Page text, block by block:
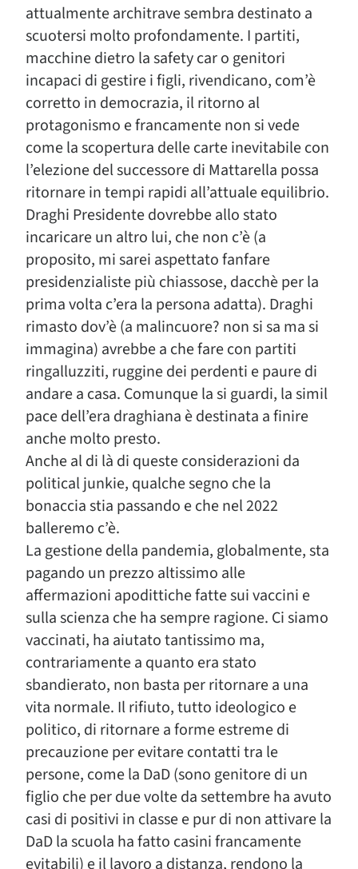
attualmente architrave sembra destinato a
scuotersi molto profondamente. I partiti,
macchine dietro la safety car o genitori
incapaci di gestire i figli, rivendicano, com’è
corretto in democrazia, il ritorno al
protagonismo e francamente non si vede
come la scopertura delle carte inevitabile con
l’elezione del successore di Mattarella possa
ritornare in tempi rapidi all’attuale equilibrio.
Draghi Presidente dovrebbe allo stato
incaricare un altro lui, che non c’è (a
proposito, mi sarei aspettato fanfare
presidenzialiste più chiassose, dacchè per la
prima volta c’era la persona adatta). Draghi
rimasto dov’è (a malincuore? non si sa ma si
immagina) avrebbe a che fare con partiti
ringalluzziti, ruggine dei perdenti e paure di
andare a casa. Comunque la si guardi, la simil
pace dell’era draghiana è destinata a finire
anche molto presto.
Anche al di là di queste considerazioni da
political junkie, qualche segno che la
bonaccia stia passando e che nel 2022
balleremo c’è.
La gestione della pandemia, globalmente, sta
pagando un prezzo altissimo alle
affermazioni apodittiche fatte sui vaccini e
sulla scienza che ha sempre ragione. Ci siamo
vaccinati, ha aiutato tantissimo ma,
contrariamente a quanto era stato
sbandierato, non basta per ritornare a una
vita normale. Il rifiuto, tutto ideologico e
politico, di ritornare a forme estreme di
precauzione per evitare contatti tra le
persone, come la DaD (sono genitore di un
figlio che per due volte da settembre ha avuto
casi di positivi in classe e pur di non attivare la
DaD la scuola ha fatto casini francamente
evitabili) e il lavoro a distanza, rendono la